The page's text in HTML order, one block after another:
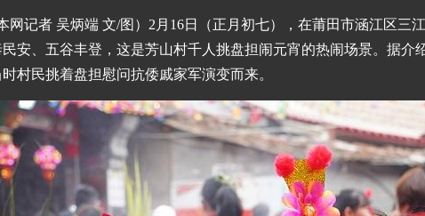
网记者 吴炳端 文/图）2月16日（正月初七），在莆田市涵江区三
安、五谷丰登，这是芳山村千人挑盘担闹元宵的热闹场景。据介
村民挑着盘担慰问抗倭戚家军演变而来。